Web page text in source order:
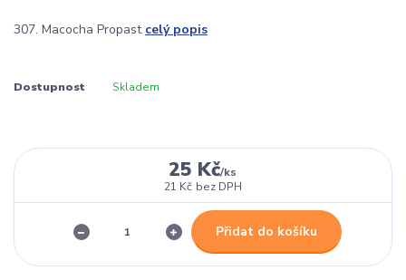
307. Macocha Propast celý popis
Dostupnost Skladem
25 Kč/ks
21 Kč bez DPH
Přidat do košíku